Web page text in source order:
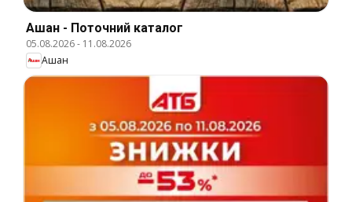
Ашан - Поточний каталог
05.08.2026- 11.08.2026
Ашан